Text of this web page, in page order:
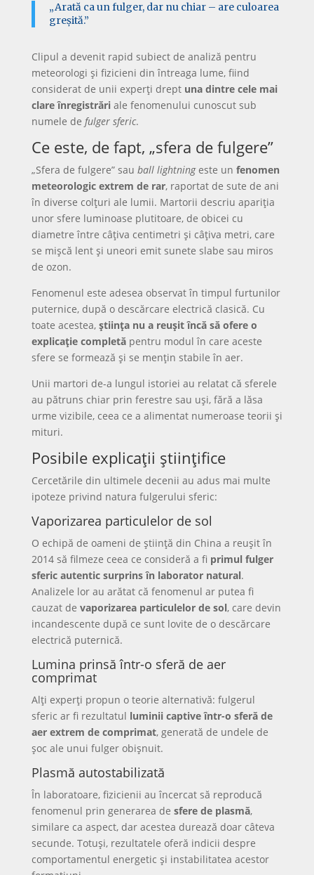
„Arată ca un fulger, dar nu chiar – are culoarea
greșită.”
Clipul a devenit rapid subiect de analiză pentru
meteorologi și fizicieni din întreaga lume, fiind
considerat de unii experți drept una dintre cele mai
clare înregistrăriale fenomenului cunoscut sub
numele de fulger sferic.
Ce este, de fapt, „sfera de fulgere”
„Sfera de fulgere” sau ball lightningeste un fenomen
meteorologic extrem de rar, raportat de sute de ani
în diverse colțuri ale lumii. Martorii descriu apariția
unor sfere luminoase plutitoare, de obicei cu
diametre între câțiva centimetri și câțiva metri, care
se mișcă lent și uneori emit sunete slabe sau miros
de ozon.
Fenomenul este adesea observat în timpul furtunilor
puternice, după o descărcare electrică clasică. Cu
toate acestea, știința nu a reușit încă să ofere o
explicație completăpentru modul în care aceste
sfere se formează și se mențin stabile în aer.
Unii martori de-a lungul istoriei au relatat că sferele
au pătruns chiar prin ferestre sau uși, fără a lăsa
urme vizibile, ceea ce a alimentat numeroase teorii și
mituri.
Posibile explicații științifice
Cercetările din ultimele decenii au adus mai multe
ipoteze privind natura fulgerului sferic:
Vaporizarea particulelor de sol
O echipă de oameni de știință din China a reușit în
2014 să filmeze ceea ce consideră a fi primul fulger
sferic autentic surprins în laborator natural.
Analizele lor au arătat că fenomenul ar putea fi
cauzat de vaporizarea particulelor de sol, care devin
incandescente după ce sunt lovite de o descărcare
electrică puternică.
Lumina prinsă într-o sferă de aer
comprimat
Alți experți propun o teorie alternativă: fulgerul
sferic ar fi rezultatul luminii captive într-o sferă de
aer extrem de comprimat, generată de undele de
șoc ale unui fulger obișnuit.
Plasmă autostabilizată
În laboratoare, fizicienii au încercat să reproducă
fenomenul prin generarea de sfere de plasmă,
similare ca aspect, dar acestea durează doar câteva
secunde. Totuși, rezultatele oferă indicii despre
comportamentul energetic și instabilitatea acestor